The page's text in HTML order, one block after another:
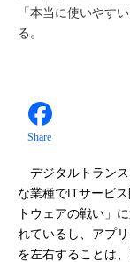
「本当に使いやす
る。
Share
デジタルトランス
な業種でITサービ
トウェアの戦い」
れているし、アプ
を左右することは